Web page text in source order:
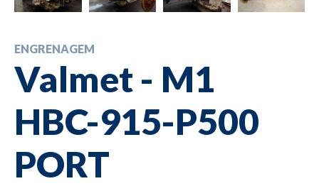
ENGRENAGEM
Valmet - M1
HBC-915-P500
PORT